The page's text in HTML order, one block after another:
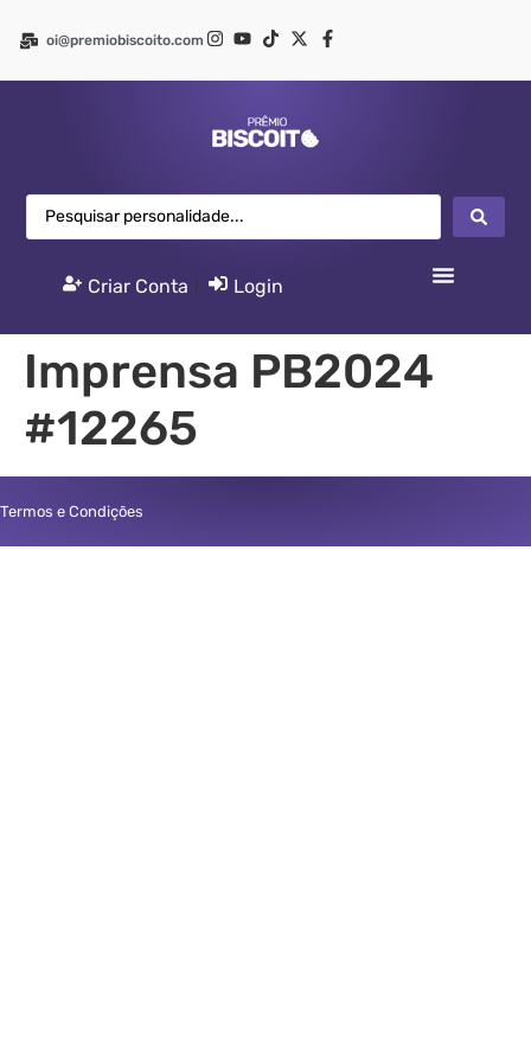
oi@premiobiscoito.com
Criar Conta Login
Imprensa PB2024
#12265
Termos e Condições